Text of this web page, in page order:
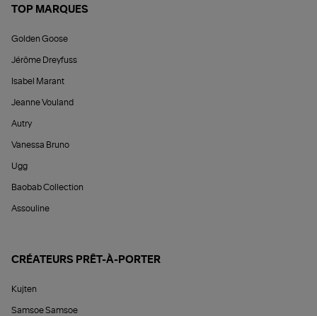
TOP MARQUES
Golden Goose
Jérôme Dreyfuss
Isabel Marant
Jeanne Vouland
Autry
Vanessa Bruno
Ugg
Baobab Collection
Assouline
CRÉATEURS PRÊT-À-PORTER
Kujten
Samsoe Samsoe